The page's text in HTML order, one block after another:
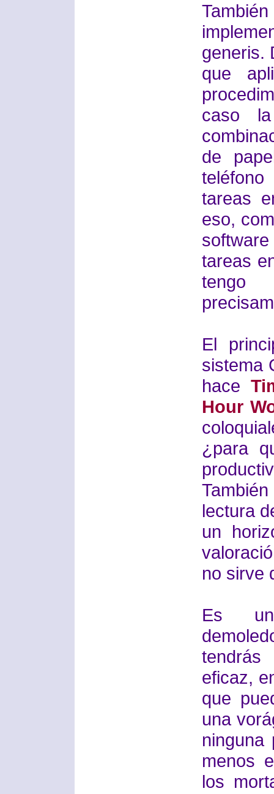
generis.
que
caso
de
tareas
eso,
tareas
tengo
El
sistema
hace
Hour
¿para
lectura
un
no sirve
Es
eficaz,
que
una
ninguna
menos
los